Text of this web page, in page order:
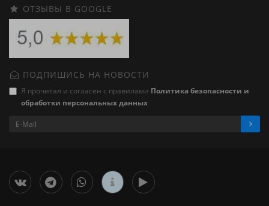
ОТЗЫВЫ В GOOGLE
ПОДПИШИСЬ НА НОВОСТИ
Я прочитал и согласен с правилами Политика безопасности и
обработки персональных данных